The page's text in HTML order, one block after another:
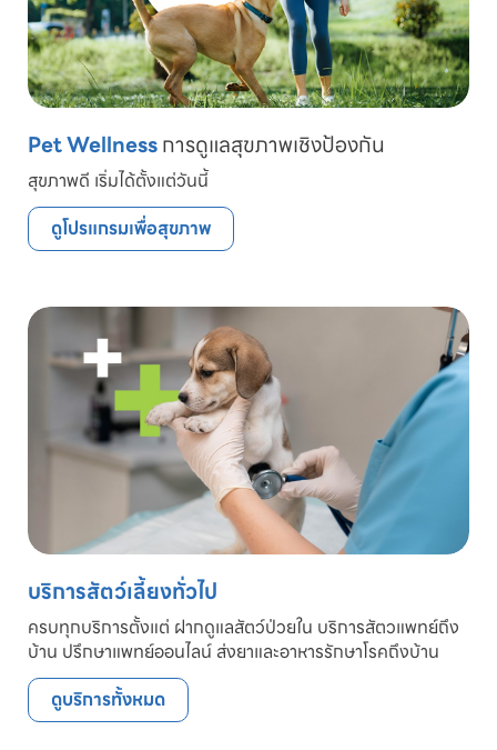
Pet Wellnessการดูแลสุขภาพเชิงป้องกัน
สุขภาพดี เริ่มได้ตั้งแต่วันนี้
ดูโปรแกรมเพื่อสุขภาพ
บริการสัตว์เลี้ยงทั่วไป
ครบทุกบริการตั้งแต่ ฝากดูแลสัตว์ป่วยใน บริการสัตวแพทย์ถึง
บ้าน ปรึกษาแพทย์ออนไลน์ ส่งยาและอาหารรักษาโรคถึงบ้าน
ดูบริการทั้งหมด